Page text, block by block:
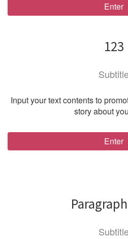
Enter
123
Input your text contents to
story about
Enter